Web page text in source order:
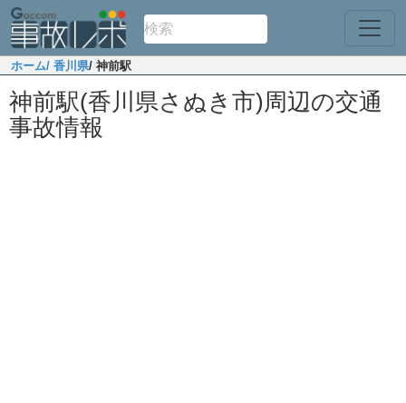
ホーム/ 香川県/ 神前駅
神前駅(香川県さぬき市)周辺の交通
事故情報